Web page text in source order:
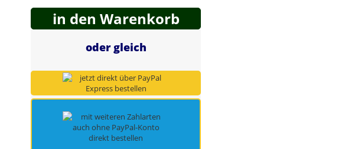
in den Warenkorb
oder gleich